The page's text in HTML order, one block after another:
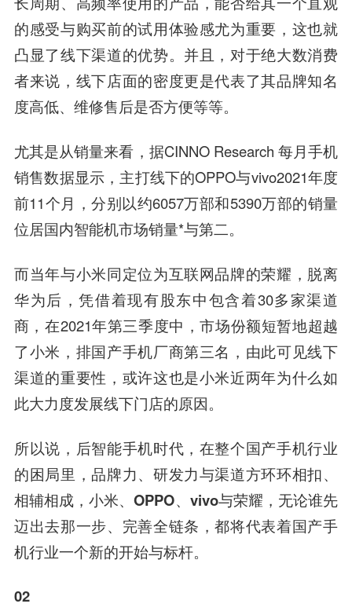
的感受与购买前的试用体验感尤为重要，这也就
凸显了线下渠道的优势。并且，对于绝大数消费
者来说，线下店面的密度更是代表了其品牌知名
度高低、维修售后是否方便等等。
尤其是从销量来看，据CINNO Research 每月手机
销售数据显示，主打线下的OPPO与vivo2021年度
前11个月，分别以约6057万部和5390万部的销量
位居国内智能机市场销量*与第二。
而当年与小米同定位为互联网品牌的荣耀，脱离
华为后，凭借着现有股东中包含着30多家渠道
商，在2021年第三季度中，市场份额短暂地超越
了小米，排国产手机厂商第三名，由此可见线下
渠道的重要性，或许这也是小米近两年为什么如
此大力度发展线下门店的原因。
所以说，后智能手机时代，在整个国产手机行业
的困局里，品牌力、研发力与渠道方环环相扣、
相辅相成，小米、OPPO、vivo与荣耀，无论谁先
迈出去那一步、完善全链条，都将代表着国产手
机行业一个新的开始与标杆。
02